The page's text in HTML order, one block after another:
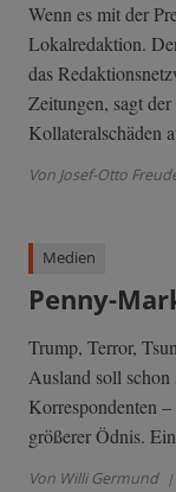
Wenn es mit der
Lokalredaktion.
das
Zeitungen, sagt
Kollateralschäden
Von Josef-Otto
Medien
Penny-
Trump, Terror,
Ausland soll
Korrespondenten
größerer Ödnis.
Von Willi Germund